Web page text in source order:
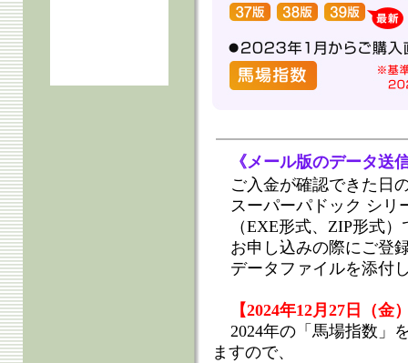
《メール版のデータ送
ご入金が確認できた日
スーパーパドック シリ
（EXE形式、ZIP形式）
お申し込みの際にご登
データファイルを添付
【2024年12月27日（
2024年の「馬場指数」
ますので、